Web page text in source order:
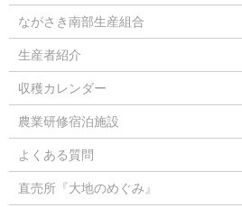
ながさき南部生産組合
生産者紹介
収穫カレンダー
農業研修宿泊施設
よくある質問
直売所『大地のめぐみ』